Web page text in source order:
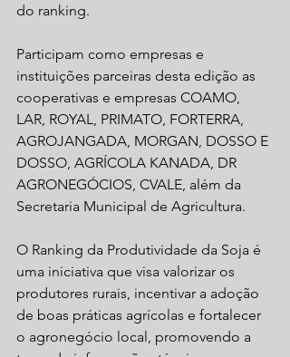
do ranking.
Participam como empresas e
instituições parceiras desta edição as
cooperativas e empresas COAMO,
LAR, ROYAL, PRIMATO, FORTERRA,
AGROJANGADA, MORGAN, DOSSO E
DOSSO, AGRÍCOLA KANADA, DR
AGRONEGÓCIOS, CVALE, além da
Secretaria Municipal de Agricultura.
O Ranking da Produtividade da Soja é
uma iniciativa que visa valorizar os
produtores rurais, incentivar a adoção
de boas práticas agrícolas e fortalecer
o agronegócio local, promovendo a